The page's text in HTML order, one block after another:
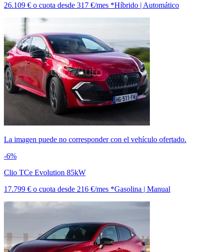
26.109 € o cuota desde 317 €/mes *Híbrido | Automático
La imagen puede no corresponder con el vehículo ofertado.
-6%
Clio TCe Evolution 85kW
17.799 € o cuota desde 216 €/mes *Gasolina | Manual